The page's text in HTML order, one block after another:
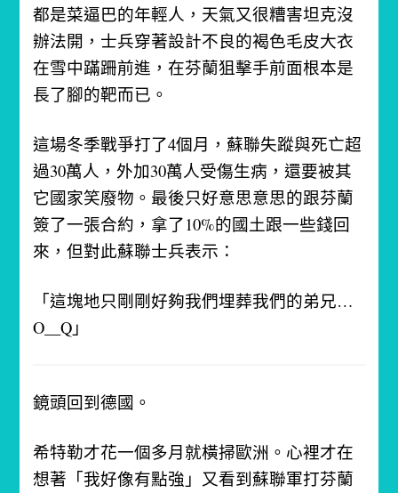
都是菜逼巴的年輕人，天氣又很糟害坦克沒
辦法開，士兵穿著設計不良的褐色毛皮大衣
在雪中蹣跚前進，在芬蘭狙擊手前面根本是
長了腳的靶而已。
這場冬季戰爭打了4個月，蘇聯失蹤與死亡超
過30萬人，外加30萬人受傷生病，還要被其
它國家笑廢物。最後只好意思意思的跟芬蘭
簽了一張合約，拿了10%的國土跟一些錢回
來，但對此蘇聯士兵表示：
「這塊地只剛剛好夠我們埋葬我們的弟兄…
O__Q」
鏡頭回到德國。
希特勒才花一個多月就橫掃歐洲。 心裡才在
想著「我好像有點強」 又看到蘇聯軍打芬蘭